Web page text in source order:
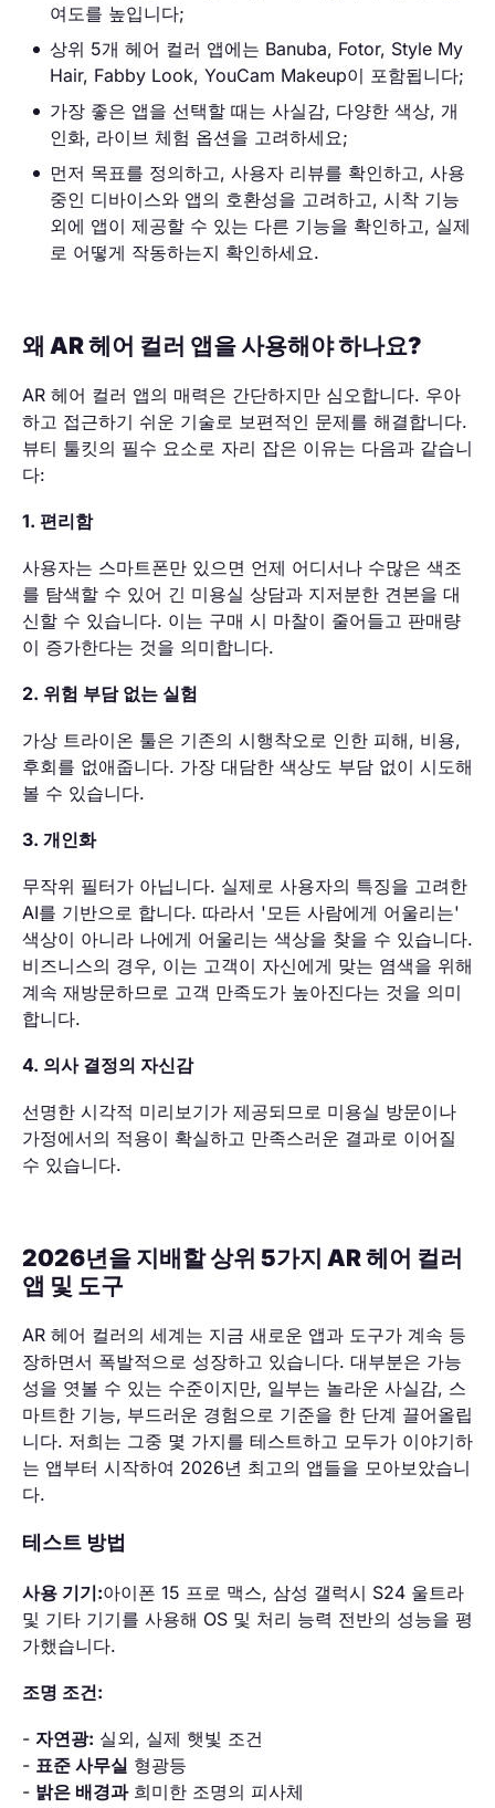
여도를 높입니다;
상위 5개 헤어 컬러 앱에는 Banuba, Fotor, Style My
Hair, Fabby Look, YouCam Makeup이 포함됩니다;
가장 좋은 앱을 선택할 때는 사실감, 다양한 색상, 개
인화, 라이브 체험 옵션을 고려하세요;
먼저 목표를 정의하고, 사용자 리뷰를 확인하고, 사용
중인 디바이스와 앱의 호환성을 고려하고, 시착 기능
외에 앱이 제공할 수 있는 다른 기능을 확인하고, 실제
로 어떻게 작동하는지 확인하세요.
왜 AR 헤어 컬러 앱을 사용해야 하나요?
AR 헤어 컬러 앱의 매력은 간단하지만 심오합니다. 우아
하고 접근하기 쉬운 기술로 보편적인 문제를 해결합니다.
뷰티 툴킷의 필수 요소로 자리 잡은 이유는 다음과 같습니
다:
1. 편리함
사용자는 스마트폰만 있으면 언제 어디서나 수많은 색조
를 탐색할 수 있어 긴 미용실 상담과 지저분한 견본을 대
신할 수 있습니다. 이는 구매 시 마찰이 줄어들고 판매량
이 증가한다는 것을 의미합니다.
2. 위험 부담 없는 실험
가상 트라이온 툴은 기존의 시행착오로 인한 피해, 비용,
후회를 없애줍니다. 가장 대담한 색상도 부담 없이 시도해
볼 수 있습니다.
3. 개인화
무작위 필터가 아닙니다. 실제로 사용자의 특징을 고려한
AI를 기반으로 합니다. 따라서 '모든 사람에게 어울리는'
색상이 아니라 나에게 어울리는 색상을 찾을 수 있습니다.
비즈니스의 경우, 이는 고객이 자신에게 맞는 염색을 위해
계속 재방문하므로 고객 만족도가 높아진다는 것을 의미
합니다.
4. 의사 결정의 자신감
선명한 시각적 미리보기가 제공되므로 미용실 방문이나
가정에서의 적용이 확실하고 만족스러운 결과로 이어질
수 있습니다.
2026년을 지배할 상위 5가지 AR 헤어 컬러
앱 및 도구
AR 헤어 컬러의 세계는 지금 새로운 앱과 도구가 계속 등
장하면서 폭발적으로 성장하고 있습니다. 대부분은 가능
성을 엿볼 수 있는 수준이지만, 일부는 놀라운 사실감, 스
마트한 기능, 부드러운 경험으로 기준을 한 단계 끌어올립
니다. 저희는 그중 몇 가지를 테스트하고 모두가 이야기하
는 앱부터 시작하여 2026년 최고의 앱들을 모아보았습니
다.
테스트 방법
사용 기기:아이폰 15 프로 맥스, 삼성 갤럭시 S24 울트라
및 기타 기기를 사용해 OS 및 처리 능력 전반의 성능을 평
가했습니다.
조명 조건:
- 자연광: 실외, 실제 햇빛 조건
- 표준 사무실 형광등
- 밝은 배경과희미한 조명의 피사체